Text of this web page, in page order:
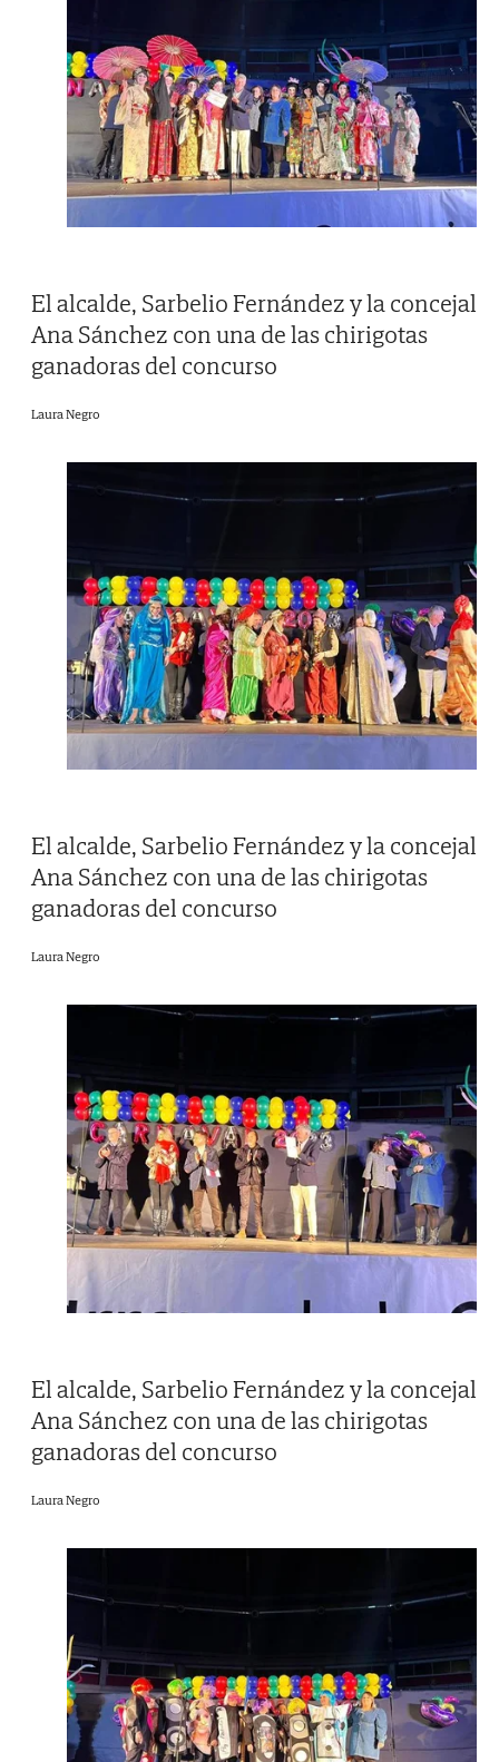
El alcalde, Sarbelio Fernández y la concejal
Ana Sánchez con una de las chirigotas
ganadoras del concurso
Laura Negro
El alcalde, Sarbelio Fernández y la concejal
Ana Sánchez con una de las chirigotas
ganadoras del concurso
Laura Negro
El alcalde, Sarbelio Fernández y la concejal
Ana Sánchez con una de las chirigotas
ganadoras del concurso
Laura Negro